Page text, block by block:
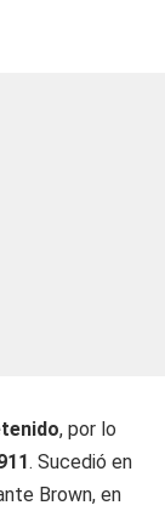
, por lo
. Sucedió en
Brown, en